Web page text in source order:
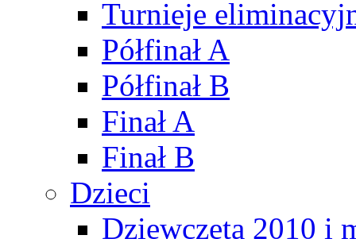
Turnieje
Półfinał A
Półfinał B
Finał A
Finał B
Dzieci
Dziewczęta 2010 i